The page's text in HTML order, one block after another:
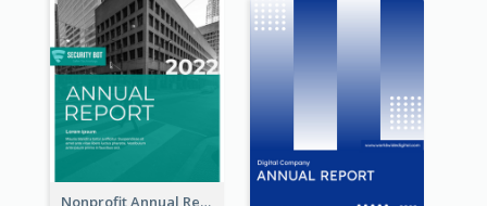
Nonprofit Annual Report